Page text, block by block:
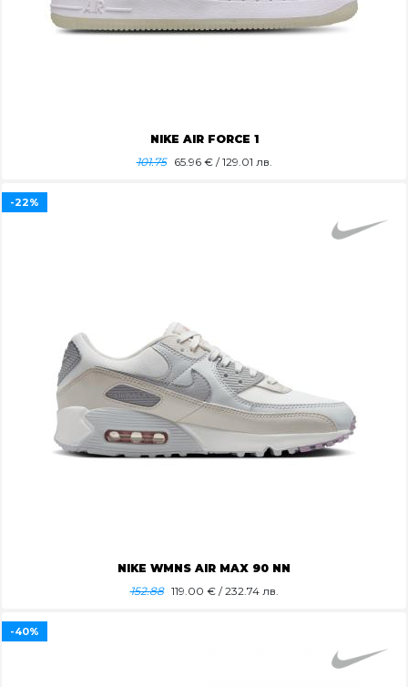
NIKE AIR FORCE 1
101.75
65.96€ / 129.01 лв.
NIKE WMNS AIR MAX 90 NN
152.88 119.00 € / 232.74 лв.
-22%
-40%